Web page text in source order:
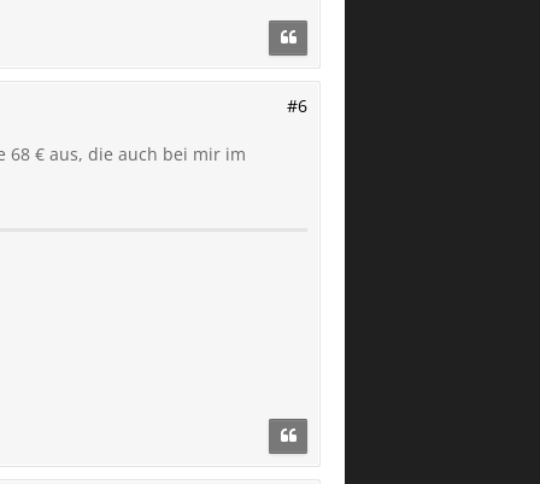
#6
€ aus, die auch bei mir im